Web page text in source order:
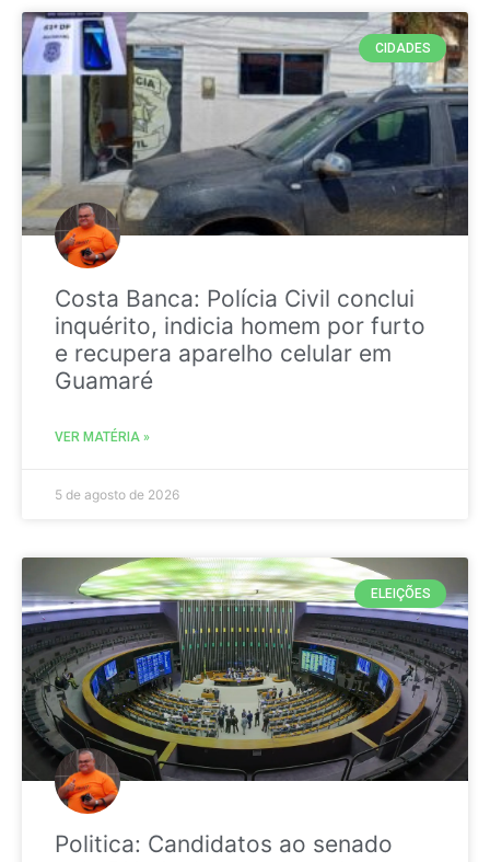
CIDADES
Costa Banca: Polícia Civil conclui
inquérito, indicia homem por furto
e recupera aparelho celular em
Guamaré
VER MATÉRIA »
5 de agosto de 2026
ELEIÇÕES
Politica: Candidatos ao senado